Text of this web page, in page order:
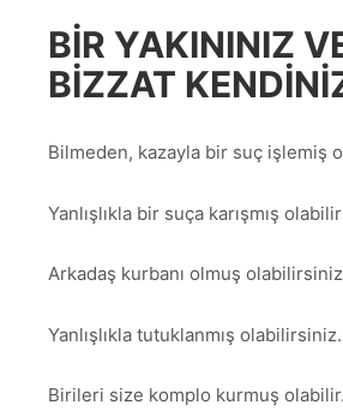
BIR YAKININIZ
BIZZAT
Bilmeden, kazayla bir suç işlemiş
Yanlışlıkla bir suça karışmış
Arkadaş kurbanı olmuş
Yanlışlıkla tutuklanmış olabilirsiniz.
Birileri size komplo kurmuş olabilir.